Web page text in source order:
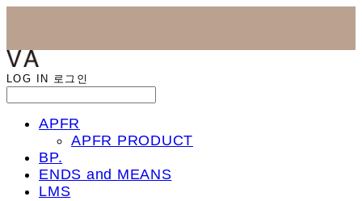
LOG IN 로그인
APFR
APFR PRODUCT
BP.
ENDS and MEANS
LMS